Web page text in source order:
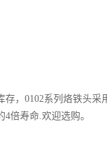
存，0102系列烙铁头
倍寿命.欢迎选购。